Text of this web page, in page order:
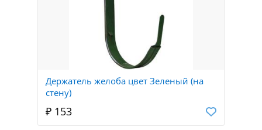
Держатель желоба цвет Зеленый (на
стену)
₽ 153